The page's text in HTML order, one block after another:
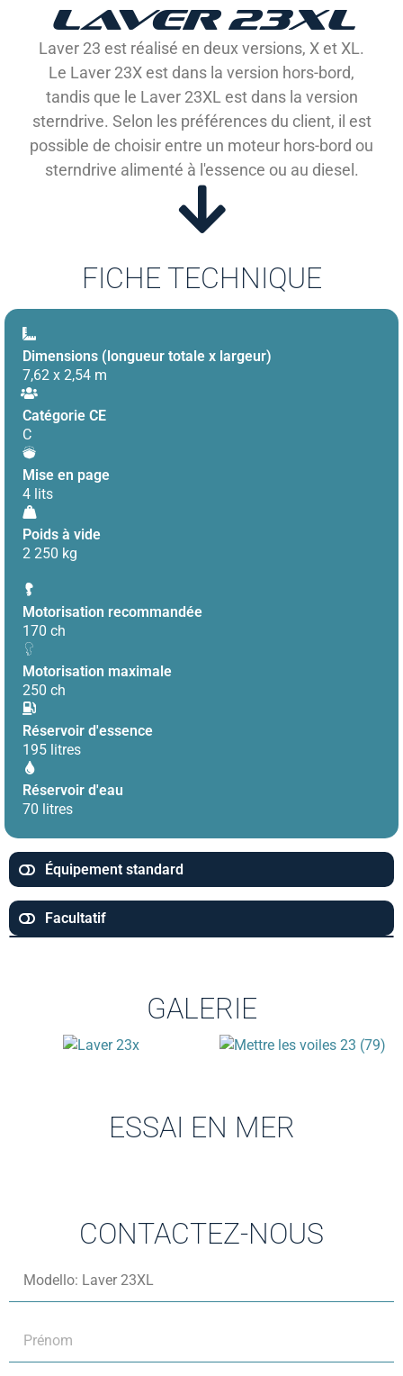
LAVER 23XL
Laver 23 est réalisé en deux versions, X et XL.
Le Laver 23X est dans la version hors-bord,
tandis que le Laver 23XL est dans la version
sterndrive. Selon les préférences du client, il est
possible de choisir entre un moteur hors-bord ou
sterndrive alimenté à l'essence ou au diesel.
FICHE TECHNIQUE
Dimensions (longueur totale x largeur)
7,62 x 2,54 m
Catégorie CE
C
Mise en page
4 lits
Poids à vide
2 250 kg
Motorisation recommandée
170 ch
Motorisation maximale
250 ch
Réservoir d'essence
195 litres
Réservoir d'eau
70 litres
Équipement standard
Facultatif
GALERIE
ESSAI EN MER
CONTACTEZ-NOUS